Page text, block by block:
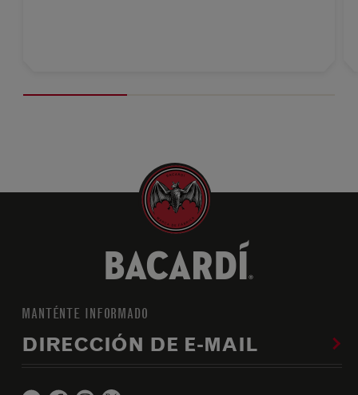
MANTÉNTE INFORMADO
DIRECCIÓN DE E-MAIL